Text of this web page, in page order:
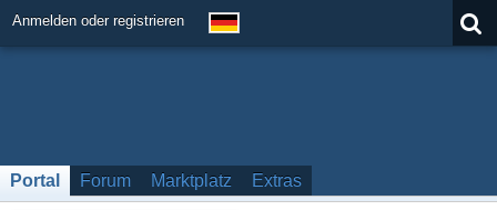
Anmelden oder registrieren
Portal Forum Marktplatz Extras